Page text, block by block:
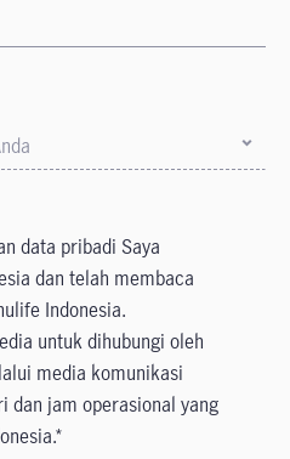
data pribadi Saya
dan telah membaca
Indonesia.
untuk dihubungi oleh
media komunikasi
dan jam operasional yang